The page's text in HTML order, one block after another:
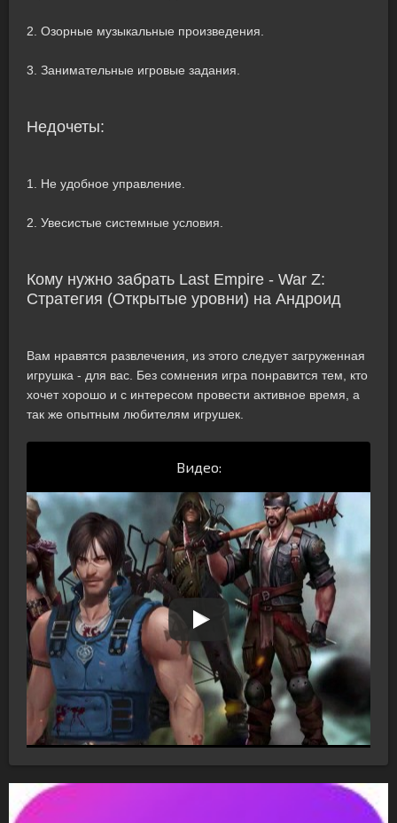
2. Озорные музыкальные произведения.
3. Занимательные игровые задания.
Недочеты:
1. Не удобное управление.
2. Увесистые системные условия.
Кому нужно забрать Last Empire - War Z:
Стратегия (Открытые уровни) на Андроид
Вам нравятся развлечения, из этого следует загруженная
игрушка - для вас. Без сомнения игра понравится тем, кто
хочет хорошо и с интересом провести активное время, а
так же опытным любителям игрушек.
Видео: